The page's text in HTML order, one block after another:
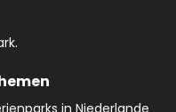
in Niederlande